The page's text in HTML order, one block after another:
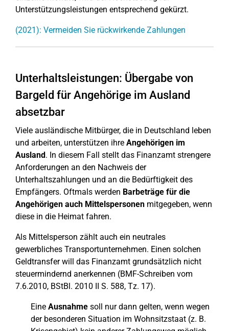
Unterstützungsleistungen entsprechend gekürzt.
(2021): Vermeiden Sie rückwirkende Zahlungen
Unterhaltsleistungen: Übergabe von
Bargeld für Angehörige im Ausland
absetzbar
Viele ausländische Mitbürger, die in Deutschland leben
und arbeiten, unterstützen ihre Angehörigen im
Ausland. In diesem Fall stellt das Finanzamt strengere
Anforderungen an den Nachweis der
Unterhaltszahlungen und an die Bedürftigkeit des
Empfängers. Oftmals werden Barbeträge für die
Angehörigen auch Mittelspersonen mitgegeben, wenn
diese in die Heimat fahren.
Als Mittelsperson zählt auch ein neutrales
gewerbliches Transportunternehmen. Einen solchen
Geldtransfer will das Finanzamt grundsätzlich nicht
steuermindernd anerkennen (BMF-Schreiben vom
7.6.2010, BStBl. 2010 II S. 588, Tz. 17).
Eine Ausnahme soll nur dann gelten, wenn wegen
der besonderen Situation im Wohnsitzstaat (z. B.